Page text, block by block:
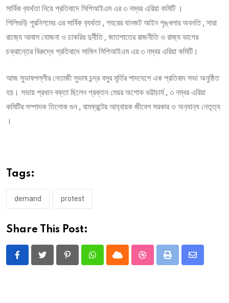
সার্বিক ব‍্যর্থতা নিয়ে প্রতিবাদে সিপিআইএম এর ৩ নম্বর এরিয়া কমিটি ।
শিলিগুড়ি পুরনিগমের এর সার্বিক ব‍্যর্থতা , শহরের যানজট আইন শৃঙ্খলার অবনতি , সারা
রাজ‍্যে আবাস যোজনা ও চাকরির দুর্নীতি , জাতপাতের রাজনীতি ও রাজ‍্য ভাগের
চক্রান্তের বিরুদ্ধে প্রতিবাদে সামিল সিপিআইএম এর ৩ নম্বর এরিয়া কমিটি।
আজ সুভাষপল্লীর নেতাজী সুভাষ চন্দ্র বসুর মূর্তির পাদদেশে এক প্রতিবাদ সভা অনুষ্ঠিত
হয়। সভায় প্রধান বক্তা ছিলেন প্রক্তন মেয়র অশোক ভট্টাচার্য , ৩ নম্বর এরিয়া
কমিটির সম্পাদক তিলোক গুন , বামফ্রন্টের আহ্বায়ক জীবেশ সরকার ও অন‍্যান‍্য নেতৃত্ব
।
Tags:
demand protest
Share This Post:
PinterestWhatsappCloud StumbleUpon
Print
Share